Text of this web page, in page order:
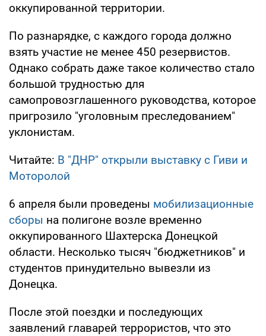
оккупированной территории.
По разнарядке, с каждого города должно
взять участие не менее 450 резервистов.
Однако собрать даже такое количество стало
большой трудностью для
самопровозглашенного руководства, которое
пригрозило "уголовным преследованием"
уклонистам.
Читайте: В "ДНР" открыли выставку с Гиви и
Моторолой
6 апреля были проведены мобилизационные
сборы на полигоне возле временно
оккупированного Шахтерска Донецкой
области. Несколько тысяч "бюджетников" и
студентов принудительно вывезли из
Донецка.
После этой поездки и последующих
заявлений главарей террористов, что это